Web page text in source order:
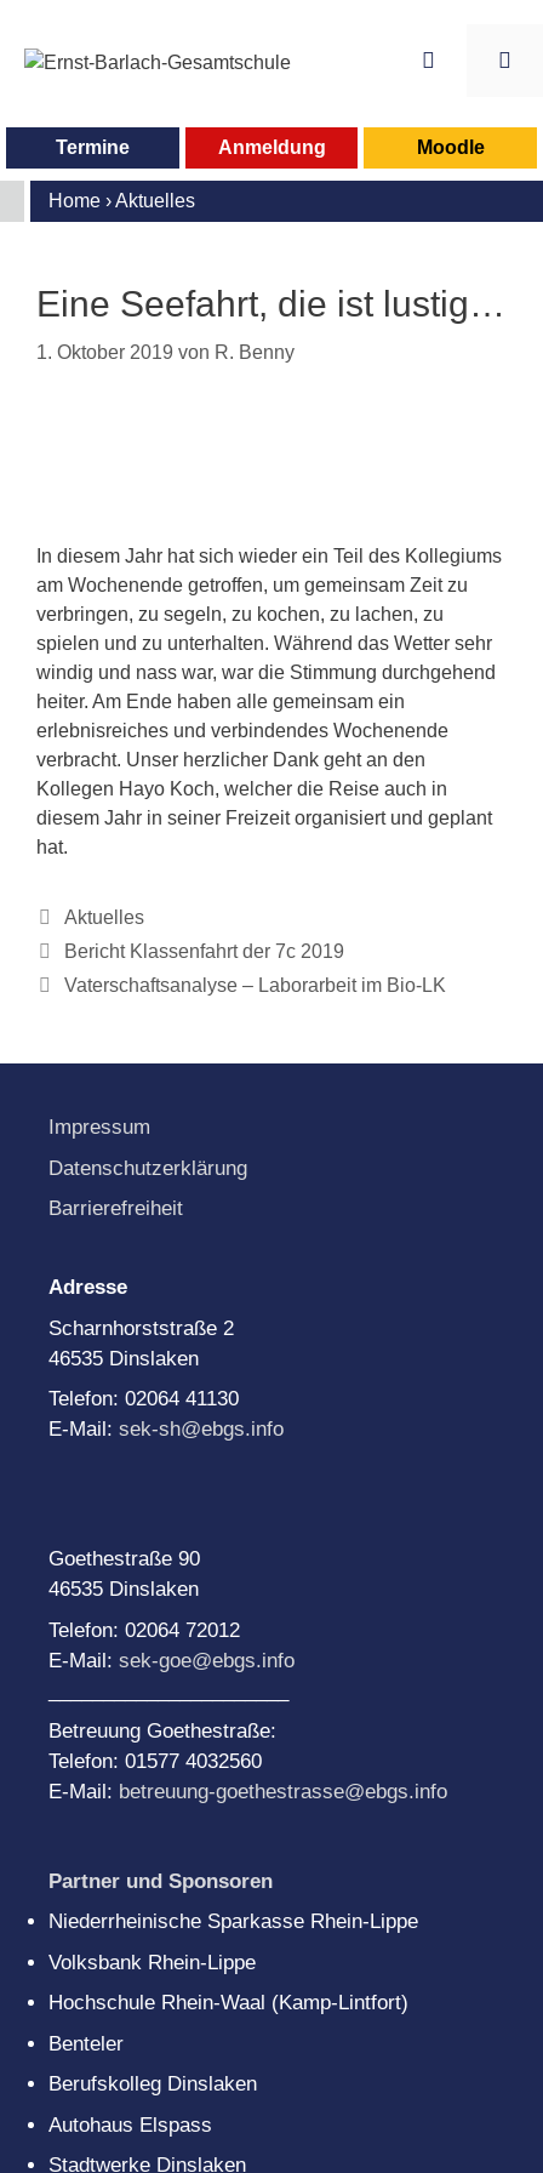
springen
Home ›Aktuelles
Termine Anmeldung Moodle
Eine Seefahrt, die ist lustig…
1. Oktober 2019 von R. Benny
In diesem Jahr hat sich wieder ein Teil des Kollegiums
am Wochenende getroffen, um gemeinsam Zeit zu
verbringen, zu segeln, zu kochen, zu lachen, zu
spielen und zu unterhalten. Während das Wetter sehr
windig und nass war, war die Stimmung durchgehend
heiter. Am Ende haben alle gemeinsam ein
erlebnisreiches und verbindendes Wochenende
verbracht. Unser herzlicher Dank geht an den
Kollegen Hayo Koch, welcher die Reise auch in
diesem Jahr in seiner Freizeit organisiert und geplant
hat.
Kategorien
Aktuelles
Bericht Klassenfahrt der 7c 2019
Vaterschaftsanalyse – Laborarbeit im Bio-LK
Impressum
Datenschutzerklärung
Barrierefreiheit
Adresse
Scharnhorststraße 2
46535 Dinslaken
Telefon: 02064 41130
E-Mail: sek-sh@ebgs.info
Goethestraße 90
46535 Dinslaken
Telefon: 02064 72012
E-Mail: sek-goe@ebgs.info
Betreuung Goethestraße:
Telefon: 01577 4032560
E-Mail: betreuung-goethestrasse@ebgs.info
Partner und Sponsoren
Niederrheinische Sparkasse Rhein-Lippe
Volksbank Rhein-Lippe
Hochschule Rhein-Waal (Kamp-Lintfort)
Benteler
Berufskolleg Dinslaken
Autohaus Elspass
Stadtwerke Dinslaken